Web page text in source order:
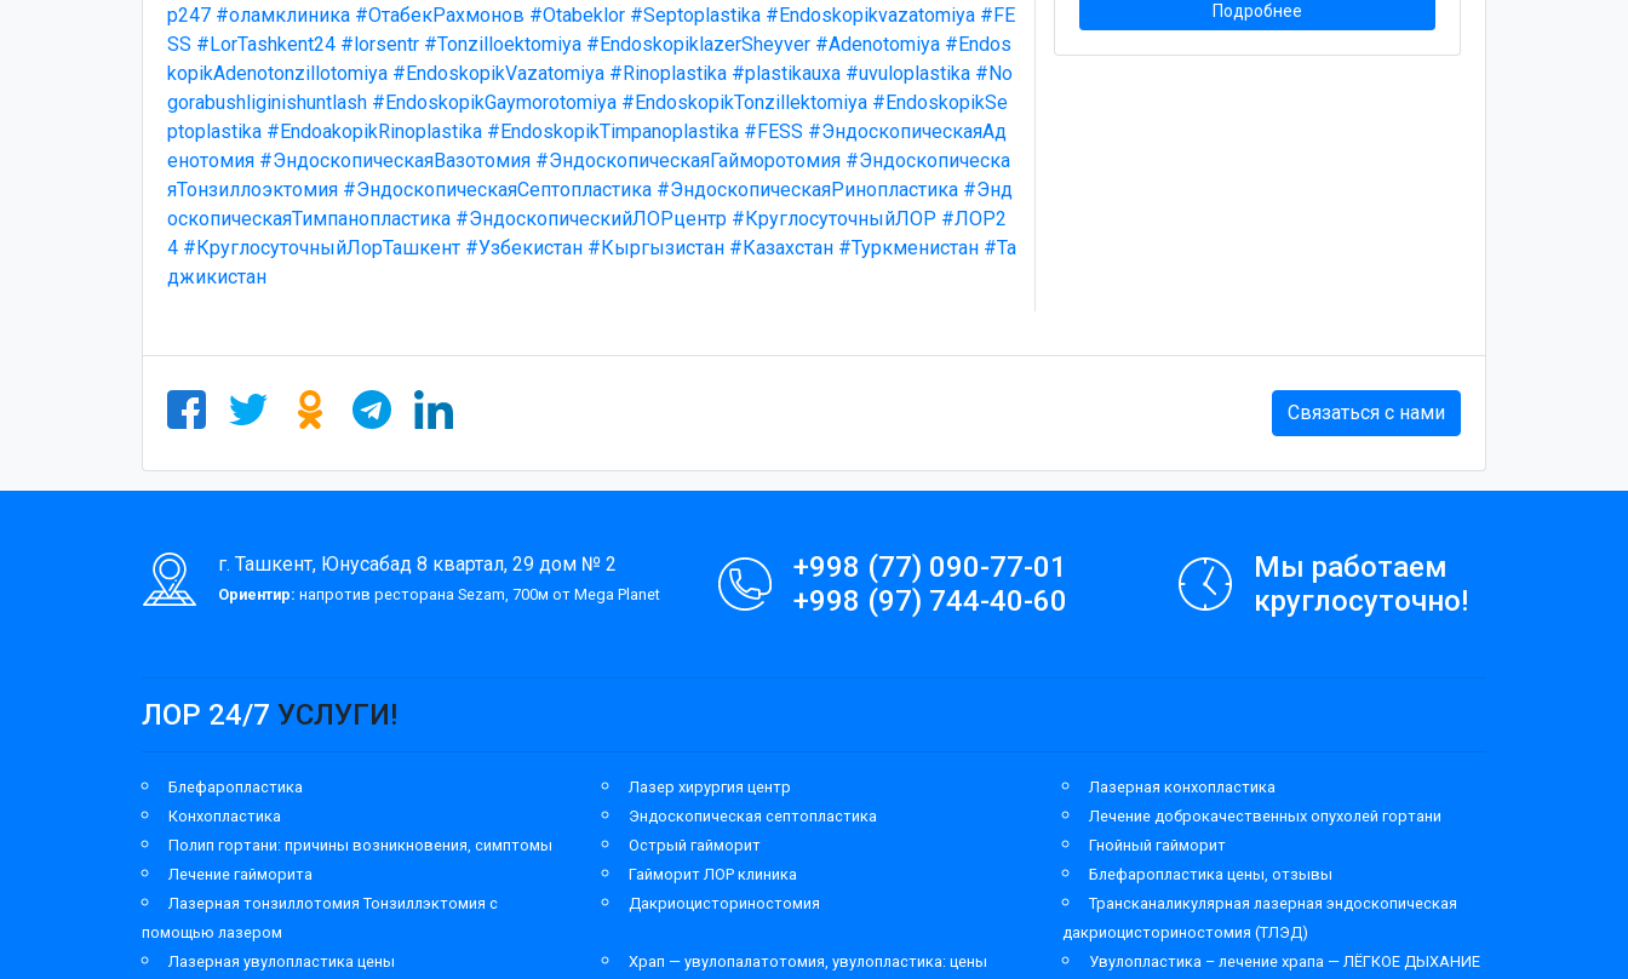
р247 #оламклиника #ОтабекРахмонов #Otabeklor #Septoplastika #Endoskopikvazatomiya #FE
SS #LorTashkent24 #lorsentr #Tonzilloektomiya #EndoskopiklazerSheyver #Adenotomiya #Endos
kopikAdenotonzillotomiya #EndoskopikVazatomiya #Rinoplastika #plastikauxa #uvuloplastika #No
gorabushliginishuntlash #EndoskopikGaymorotomiya #EndoskopikTonzillektomiya #EndoskopikSe
ptoplastika #EndoakopikRinoplastika #EndoskopikTimpanoplastika #FESS #ЭндоскопическаяАд
енотомия #ЭндоскопическаяВазотомия #ЭндоскопическаяГайморотомия #Эндоскопическа
яТонзиллоэктомия #ЭндоскопическаяСептопластика #ЭндоскопическаяРинопластика #Энд
оскопическаяТимпанопластика #ЭндоскопическийЛОРцентр #КруглосуточныйЛОР #ЛОР2
4 #КруглосуточныйЛорТашкент #Узбекистан #Кыргызистан #Казахстан #Туркменистан #Та
джикистан
Подробнее
Связаться с нами
г. Ташкент, Юнусабад 8 квартал, 29 дом № 2
Ориентир: напротив ресторана Sezam, 700м от Mega Planet
+998 (77) 090-77-01
+998 (97) 744-40-60
Мы работаем
круглосуточно!
ЛОР 24/7 УСЛУГИ!
Блефаропластика Лазер хирургия центр
Лазерная конхопластика
Конхопластика
Эндоскопическая септопластика
Лечение доброкачественных опухолей гортани
Полип гортани: причины возникновения, симптомы
Острый гайморит
Гнойный гайморит
Лечение гайморита
Гайморит ЛОР клиника
Блефаропластика цены, отзывы
Лазерная тонзиллотомия Тонзиллэктомия с
помощью лазером
Дакриоцисториностомия
Трансканаликулярная лазерная эндоскопическая
дакриоцисториностомия (ТЛЭД)
Лазерная увулопластика цены
Храп — увулопалатотомия, увулопластика: цены
Увулопластика – лечение храпа — ЛЁГКОЕ ДЫХАНИЕ